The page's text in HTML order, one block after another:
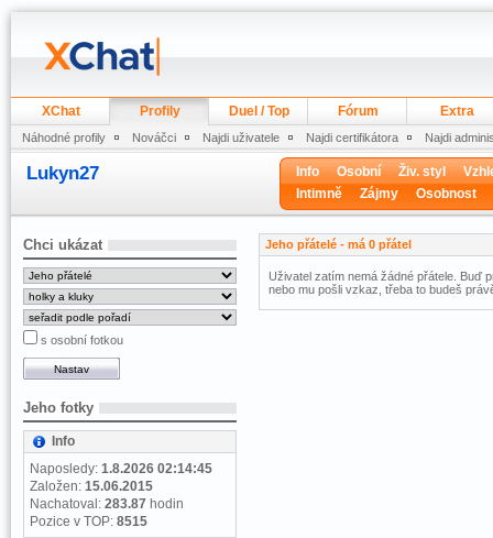
XChat Profily Duel / Top Fórum Extra
Náhodné profily Nováčci Najdi uživatele Najdi certifikátora Najdi
Lukyn27 Info Osobní Živ. styl
Intimně
Zájmy Osobnost
Chci ukázat
s osobní fotkou
Jeho fotky
Info
Naposledy: 1.8.2026 02:14:45
Založen: 15.06.2015
Nachatoval: 283.87 hodin
Pozice v TOP: 8515
Jeho přátelé - má 0 přátel
Uživatel zatím nemá žádné přátele. Buď
nebo mu pošli vzkaz, třeba to budeš